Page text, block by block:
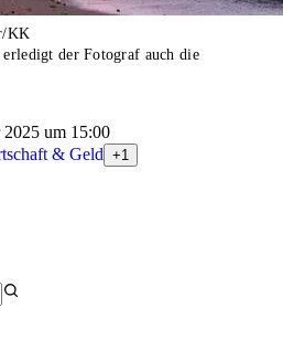
KK
der Fotograf auch die
2025 um 15:00
& Geld +1